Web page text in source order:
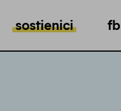
sostienici fb